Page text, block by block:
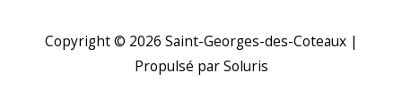
Copyright © 2026 Saint-Georges-des-Coteaux|
Propulsé par Soluris